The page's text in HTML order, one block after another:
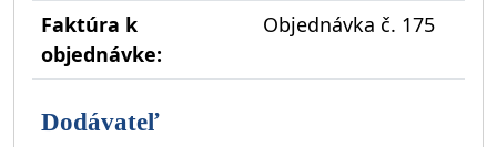
Faktúra k
objednávke:
Objednávka č. 175
Dodávateľ